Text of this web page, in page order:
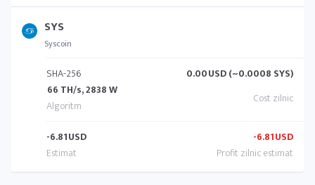
SYS
Syscoin
SHA-256
66 TH/s, 2838 W
0.00USD (~0.0008 SYS)
-6.81USD -6.81USD